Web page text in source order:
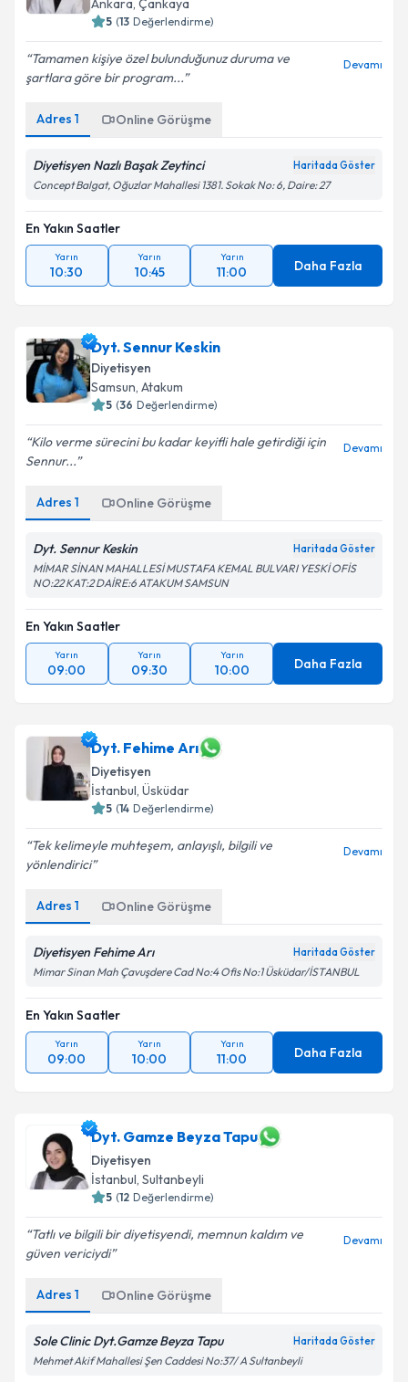
Ankara, Çankaya
5 (13 Değerlendirme)
Tamamen kişiye özel bulunduğunuz duruma ve
şartlara göre bir program...
Devamı
Adres 1 Online Görüşme
Diyetisyen Nazlı Başak Zeytinci Haritada Göster
Concept Balgat, Oğuzlar Mahallesi 1381. Sokak No: 6, Daire: 27
En Yakın Saatler
Yarın
10:30
Yarın
10:45
Yarın
11:00 Daha Fazla
Dyt. Sennur Keskin
Diyetisyen
Samsun, Atakum
5 (36 Değerlendirme)
Kilo verme sürecini bu kadar keyifli hale getirdiği için
Sennur...
Devamı
Adres 1 Online Görüşme
Dyt. Sennur Keskin Haritada Göster
MİMAR SİNAN MAHALLESİ MUSTAFA KEMAL BULVARI YESKİ OFİS
NO:22 KAT:2 DAİRE:6 ATAKUM SAMSUN
En Yakın Saatler
Yarın
09:00
Yarın
09:30
Yarın
10:00 Daha Fazla
Dyt. Fehime Arı
Diyetisyen
İstanbul, Üsküdar
5 (14 Değerlendirme)
Tek kelimeyle muhteşem, anlayışlı, bilgili ve
yönlendirici
Devamı
Adres 1 Online Görüşme
Diyetisyen Fehime Arı Haritada Göster
Mimar Sinan Mah Çavuşdere Cad No:4 Ofis No:1 Üsküdar/İSTANBUL
En Yakın Saatler
Yarın
09:00
Yarın
10:00
Yarın
11:00 Daha Fazla
Dyt. Gamze Beyza Tapu
Diyetisyen
İstanbul, Sultanbeyli
5 (12 Değerlendirme)
Tatlı ve bilgili bir diyetisyendi, memnun kaldım ve
güven vericiydi
Devamı
Adres 1 Online Görüşme
Sole Clinic Dyt.Gamze Beyza Tapu Haritada Göster
Mehmet Akif Mahallesi Şen Caddesi No:37/ A Sultanbeyli